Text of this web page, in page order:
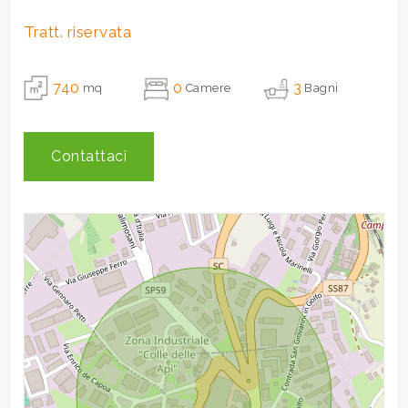
Tratt. riservata
740 mq 0 Camere 3 Bagni
Contattaci
4
5+
Camere
minime
Qualsiasi
1